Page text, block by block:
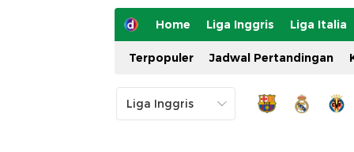
Home Liga Inggris Liga Italia
Terpopuler Jadwal Pertandingan